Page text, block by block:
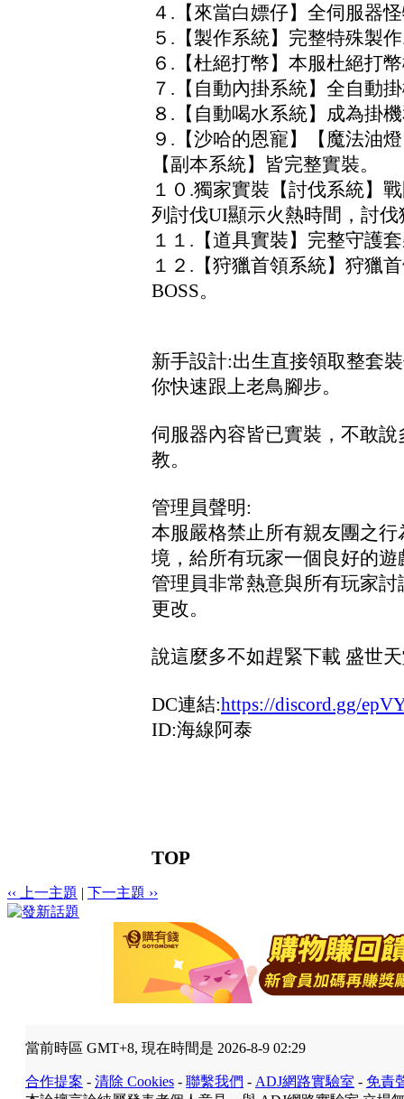
４.【來當白嫖仔】全伺服器
５.【製作系統】完整特殊製
６.【杜絕打幣】本服杜絕打
７.【自動內掛系統】全自動
８.【自動喝水系統】成為掛
９.【沙哈的恩寵】【魔法油
【副本系統】皆完整實裝。
１０.獨家實裝【討伐系統】
列討伐UI顯示火熱時間，討
１１.【道具實裝】完整守護
１２.【狩獵首領系統】狩獵
BOSS。
新手設計:出生直接領取整套
你快速跟上老鳥腳步。
伺服器內容皆已實裝，不敢
教。
管理員聲明:
本服嚴格禁止所有親友團之
境，給所有玩家一個良好的遊
管理員非常熱意與所有玩家
更改。
說這麼多不如趕緊下載 盛世
DC連結:https://discord.gg/
ID:海線阿泰
TOP
‹‹ 上一主題 | 下一主題 ››
當前時區 GMT+8, 現在時間是 2026-8-9 02:29
合作提案 - 清除 Cookies - 聯繫我們 - ADJ網路實驗室 - 免責